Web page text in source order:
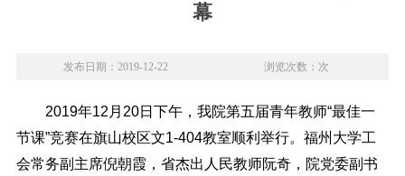
幕
发布日期：2019-12-22 浏览次数：次
2019年12月20日下午，我院第五届青年教师“最佳一
节课”竞赛在旗山校区文1-404教室顺利举行。福州大学工
会常务副主席倪朝霞，省杰出人民教师阮奇，院党委副书